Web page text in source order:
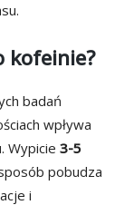
kofeinie?
badań
wpływa
Wypicie 3-5
pobudza
i